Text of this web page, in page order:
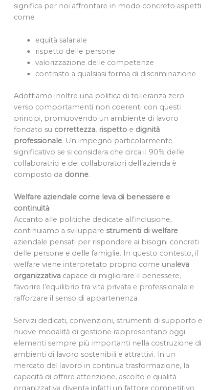
significa per noi affrontare in modo concreto aspetti
come
equità salariale
rispetto delle persone
valorizzazione delle competenze
contrasto a qualsiasi forma di discriminazione
Adottiamo inoltre una politica di tolleranza zero
verso comportamenti non coerenti con questi
principi, promuovendo un ambiente di lavoro
fondato su correttezza, rispetto e dignità
professionale. Un impegno particolarmente
significativo se si considera che circa il 90% delle
collaboratrici e dei collaboratori dell’azienda è
composto da donne.
Welfare aziendale come leva di benessere e
continuità
Accanto alle politiche dedicate all’inclusione,
continuiamo a sviluppare strumenti di welfare
aziendale pensati per rispondere ai bisogni concreti
delle persone e delle famiglie. In questo contesto, il
welfare viene interpretato proprio come unaleva
organizzativacapace di migliorare il benessere,
favorire l’equilibrio tra vita privata e professionale e
rafforzare il senso di appartenenza.
Servizi dedicati, convenzioni, strumenti di supporto e
nuove modalità di gestione rappresentano oggi
elementi sempre più importanti nella costruzione di
ambienti di lavoro sostenibili e attrattivi. In un
mercato del lavoro in continua trasformazione, la
capacità di offrire attenzione, ascolto e qualità
organizzativa diventa infatti un fattore competitivo